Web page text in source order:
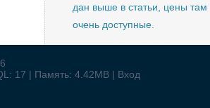
дан выше в статьи, цены там
очень доступные.
17 | Память: 4.42MB | Вход